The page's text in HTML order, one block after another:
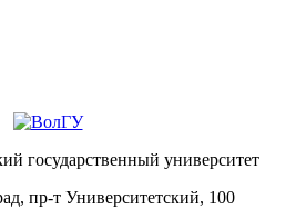
государственный университет
пр-т Университетский, 100